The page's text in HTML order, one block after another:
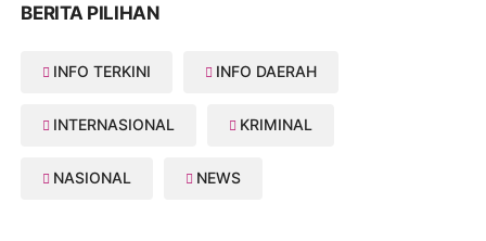
BERITA PILIHAN
INFO TERKINI INFO DAERAH
INTERNASIONAL KRIMINAL
NASIONAL NEWS